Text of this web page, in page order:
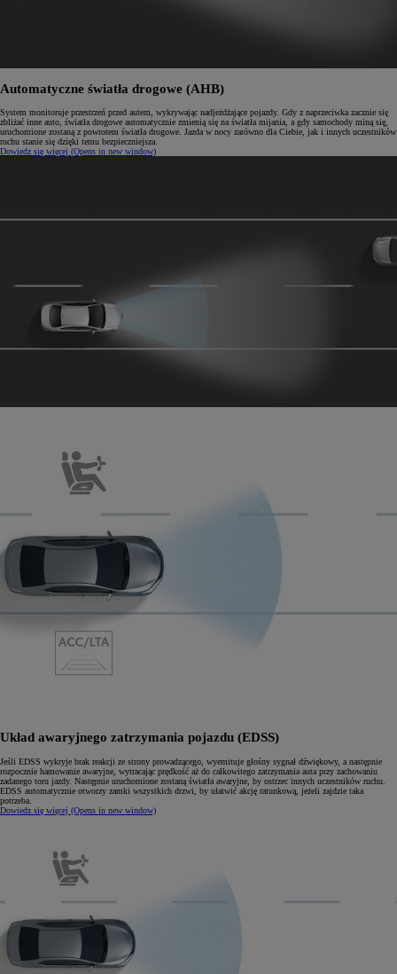
Automatyczne światła drogowe (AHB)
System monitoruje przestrzeń przed autem, wykrywając nadjeżdżające pojazdy. Gdy z naprzeciwka zacznie się
zbliżać inne auto, światła drogowe automatycznie zmienią się na światła mijania, a gdy samochody miną się,
uruchomione zostaną z powrotem światła drogowe. Jazda w nocy zarówno dla Ciebie, jak i innych uczestników
ruchu stanie się dzięki temu bezpieczniejsza.
Dowiedz się więcej (Opens in new window)
Układ awaryjnego zatrzymania pojazdu (EDSS)
Jeśli EDSS wykryje brak reakcji ze strony prowadzącego, wyemituje głośny sygnał dźwiękowy, a następnie
rozpocznie hamowanie awaryjne, wytracając prędkość aż do całkowitego zatrzymania auta przy zachowaniu
zadanego toru jazdy. Następnie uruchomione zostaną światła awaryjne, by ostrzec innych uczestników ruchu.
EDSS automatycznie otworzy zamki wszystkich drzwi, by ułatwić akcję ratunkową, jeżeli zajdzie taka
potrzeba.
Dowiedz się więcej (Opens in new window)